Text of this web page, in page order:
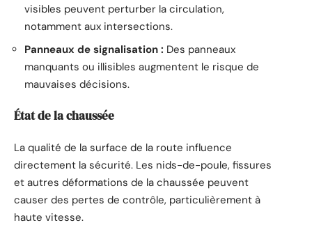
visibles peuvent perturber la circulation,
notamment aux intersections.
Panneaux de signalisation : Des panneaux
manquants ou illisibles augmentent le risque de
mauvaises décisions.
État de la chaussée
La qualité de la surface de la route influence
directement la sécurité. Les nids-de-poule, fissures
et autres déformations de la chaussée peuvent
causer des pertes de contrôle, particulièrement à
haute vitesse.